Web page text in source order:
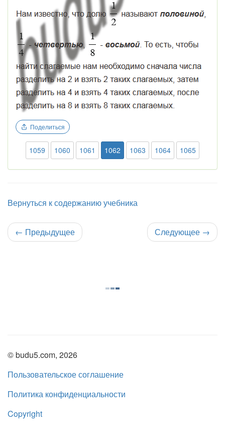
Поделиться
1059 1060 1061 1062 1063 1064 1065
Вернуться к содержанию учебника
← Предыдущее Следующее →
© budu5.com, 2026
Пользовательское соглашение
Политика конфиденциальности
Copyright